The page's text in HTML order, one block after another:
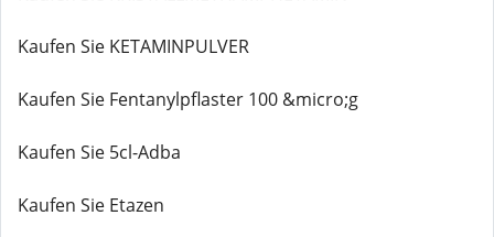
Kaufen Sie KETAMINPULVER
Kaufen Sie Fentanylpflaster 100 &micro;g
Kaufen Sie 5cl-Adba
Kaufen Sie Etazen